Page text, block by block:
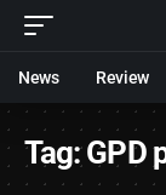
News Review
Tag:GPD